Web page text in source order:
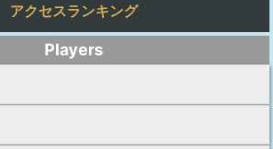
アクセスランキング
Players